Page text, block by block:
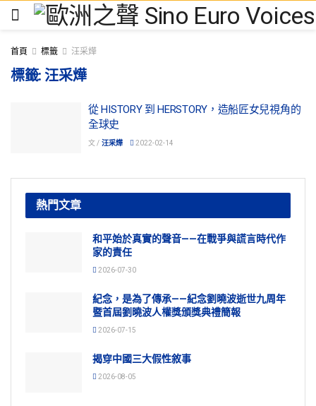
首頁 標籤 汪采燁
標籤:汪采燁
從 HISTORY 到 HERSTORY，造船匠女兒視角的
全球史
文 / 汪采燁 2022-02-14
熱門文章
和平始於真實的聲音——在戰爭與謊言時代作
家的責任
2026-07-30
紀念，是為了傳承——紀念劉曉波逝世九周年
暨首屆劉曉波人權獎頒獎典禮簡報
2026-07-15
揭穿中國三大假性敘事
2026-08-05